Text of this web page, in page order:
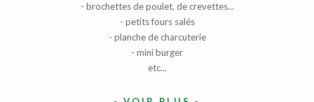
- brochettes de poulet, de crevettes...
- petits fours salés
- planche de charcuterie
- mini burger
etc...